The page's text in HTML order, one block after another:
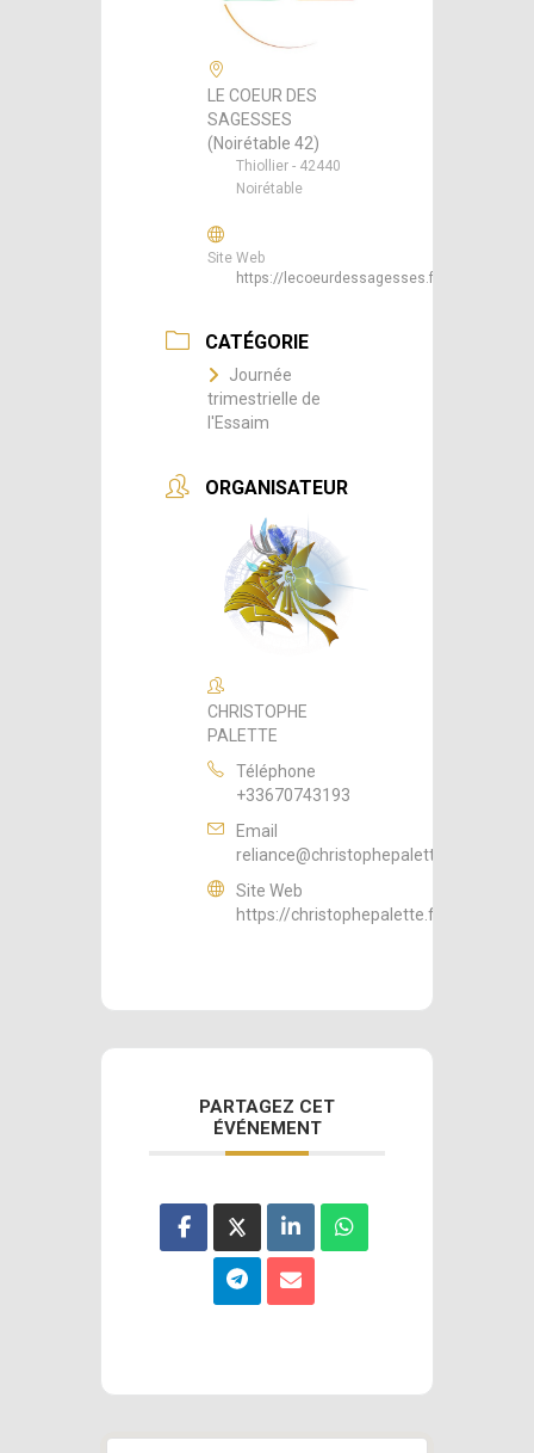
LE COEUR DES
SAGESSES
(Noirétable 42)
Thiollier - 42440
Noirétable
Site Web
https://lecoeurdessagesses.fr/
CATÉGORIE
Journée
trimestrielle de
l'Essaim
ORGANISATEUR
CHRISTOPHE
PALETTE
Téléphone
+33670743193
Email
reliance@christophepalette.fr
Site Web
https://christophepalette.fr
PARTAGEZ CET
ÉVÉNEMENT